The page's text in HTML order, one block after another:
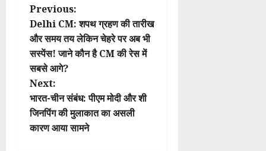
P
o
s
t
n
a
Previous:
Delhi CM: शपथ ग्रहण की तारीख
और समय तय लेकिन चेहरे पर अब भी
सस्पेंस! जाने कौन है CM की रेस में
सबसे आगे?
Next:
भारत-चीन संबंध: पीएम मोदी और शी
जिनपिंग की मुलाकात का असली
कारण आया सामने